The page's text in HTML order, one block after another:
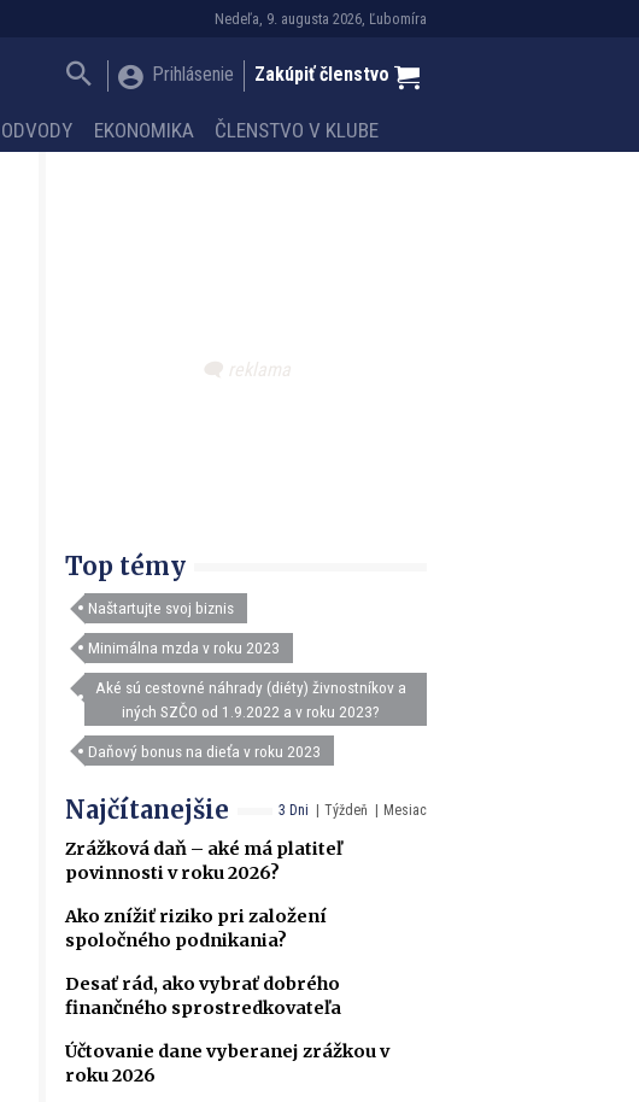
Nedeľa, 9. augusta 2026, Ľubomíra
Prihlásenie Zakúpiť členstvo
ODVODY EKONOMIKA ČLENSTVO V KLUBE
Top témy
Naštartujte svoj biznis
Minimálna mzda v roku 2023
Aké sú cestovné náhrady (diéty) živnostníkov a
iných SZČO od 1.9.2022 a v roku 2023?
Daňový bonus na dieťa v roku 2023
3 Dni Týždeň Mesiac
Najčítanejšie
Zrážková daň – aké má platiteľ
povinnosti v roku 2026?
Ako znížiť riziko pri založení
spoločného podnikania?
Desať rád, ako vybrať dobrého
finančného sprostredkovateľa
Účtovanie dane vyberanej zrážkou v
roku 2026